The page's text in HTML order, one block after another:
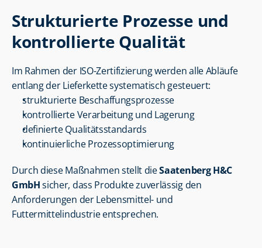
Strukturierte Prozesse und
kontrollierte Qualität
Im Rahmen der ISO-Zertifizierung werden alle Abläufe
entlang der Lieferkette systematisch gesteuert:
strukturierte Beschaffungsprozesse
kontrollierte Verarbeitung und Lagerung
definierte Qualitätsstandards
kontinuierliche Prozessoptimierung
Durch diese Maßnahmen stellt die Saatenberg H&C
GmbH sicher, dass Produkte zuverlässig den
Anforderungen der Lebensmittel- und
Futtermittelindustrie entsprechen.